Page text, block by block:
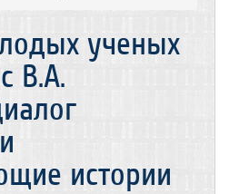
ученых
В.А.
истории